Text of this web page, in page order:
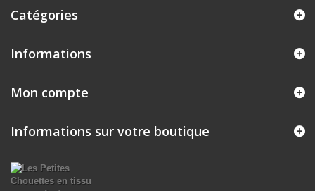
Catégories
Informations
Mon compte
Informations sur votre boutique